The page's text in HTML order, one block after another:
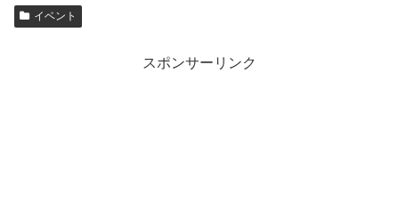
イベント
スポンサーリンク